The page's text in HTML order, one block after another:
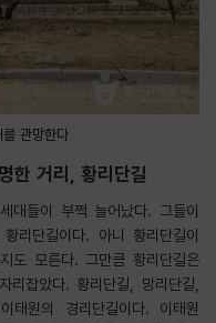
관망한다
한 거리, 황리단길
대들이 부쩍 늘어났다. 그들이
리단길이다. 아니 황리단길이
도 모른다. 그만큼 황리단길은
리잡았다. 황리단길, 망리단길,
태원의 경리단길이다. 이태원